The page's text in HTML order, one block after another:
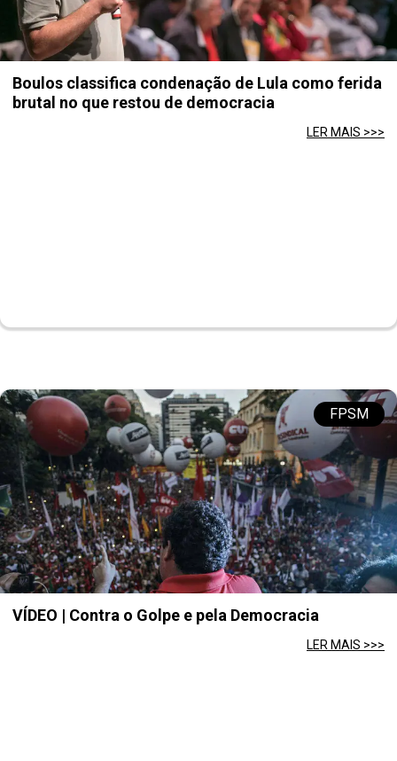
Boulos classifica condenação de Lula como ferida
brutal no que restou de democracia
LER MAIS >>>
FPSM
VÍDEO | Contra o Golpe e pela Democracia
LER MAIS >>>